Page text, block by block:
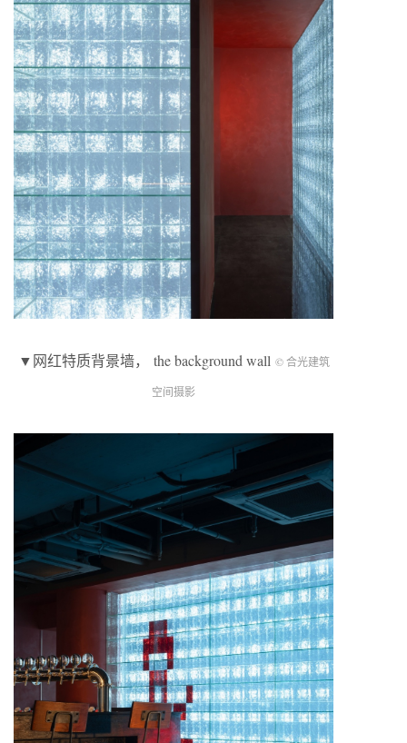
▼网红特质背景墙， the background wall © 合光建筑
空间摄影